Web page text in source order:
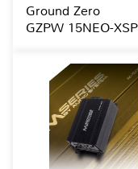
Ground Zero
GZPW 15NEO-